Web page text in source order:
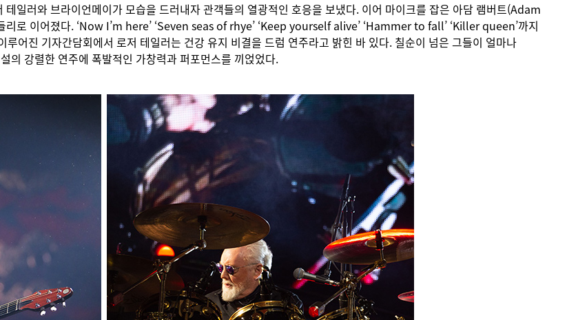
일러와 브라이언메이가 모습을 드러내자 관객들의 열광적인 호응을 보냈다. 이어 마이크를 잡은 아담 램버트(Adam
로 이어졌다. ‘Now I’m here’ ‘Seven seas of rhye’ ‘Keep yourself alive’ ‘Hammer to fall’ ‘Killer queen’까지
어진 기자간담회에서 로저 테일러는 건강 유지 비결을 드럼 연주라고 밝힌 바 있다. 칠순이 넘은 그들이 얼마나
의 강렬한 연주에 폭발적인 가창력과 퍼포먼스를 끼얹었다.